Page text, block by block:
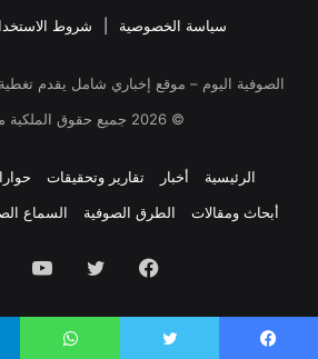
سياسة الخصوصية شروط
الصوفية اليوم – موقع إخباري شامل يقدم
©
2026 جميع حقوق الملكية
الرئيسية أخبار تقارير وتحقيقات
أبحاث ومقالات
الطرق الصوفية السماع
فيسبوك تويتر